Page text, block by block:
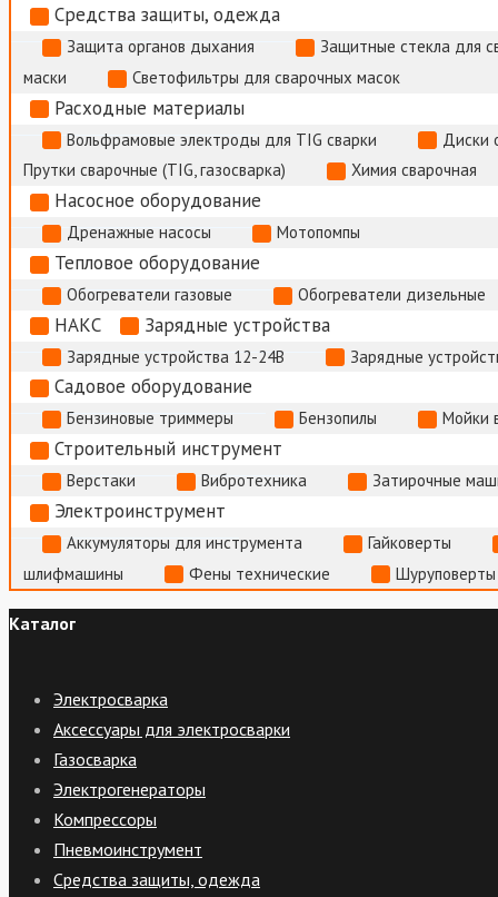
Средства защиты, одежда
Защита органов дыхания
Защитные стекла для
маски
Светофильтры для сварочных масок
Расходные материалы
Вольфрамовые электроды для TIG сварки
Диски
Прутки сварочные (TIG, газосварка)
Химия сварочная
Насосное оборудование
Дренажные насосы Мотопомпы
Тепловое оборудование
Обогреватели газовые Обогреватели дизельные
НАКС Зарядные устройства
Зарядные устройства 12-24В Зарядные
Садовое оборудование
Бензиновые триммеры Бензопилы Мойки
Строительный инструмент
Верстаки Вибротехника Затирочные
Электроинструмент
Аккумуляторы для инструмента
Гайковерты
шлифмашины
Фены технические
Каталог
Электросварка
Аксессуары для электросварки
Газосварка
Электрогенераторы
Компрессоры
Пневмоинструмент
Средства защиты, одежда